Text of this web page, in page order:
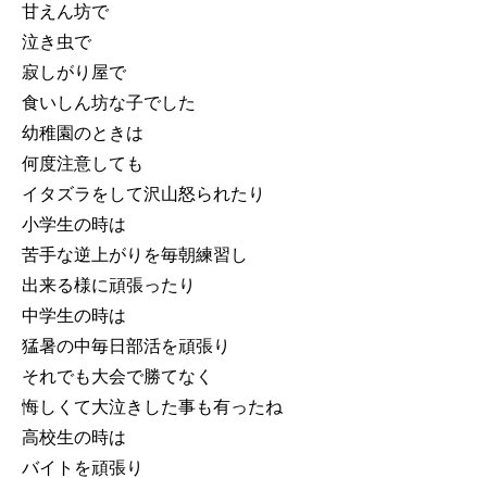
甘えん坊で
泣き虫で
寂しがり屋で
食いしん坊な子でした
幼稚園のときは
何度注意しても
イタズラをして沢山怒られたり
小学生の時は
苦手な逆上がりを毎朝練習し
出来る様に頑張ったり
中学生の時は
猛暑の中毎日部活を頑張り
それでも大会で勝てなく
悔しくて大泣きした事も有ったね
高校生の時は
バイトを頑張り